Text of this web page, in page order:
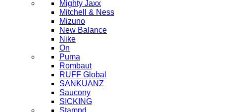
Mighty Jaxx
Mitchell & Ness
Mizuno
New Balance
Nike
On
Puma
Rombaut
RUFF Global
SANKUANZ
Saucony
SICKING
Stampd